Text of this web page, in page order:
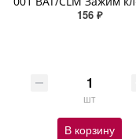
156 ₽
шт
В корзину